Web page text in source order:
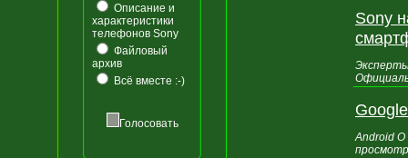
Описание и
характеристики
телефонов Sony
Файловый
архив
Всё вместе :-)
Голосовать
Sony
Android